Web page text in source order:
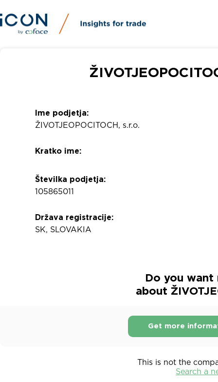
Ime podjetja:
ŽIVOTJEOPOCITOCH, s.r.o.
Kratko ime:
Številka podjetja:
105865011
Država registracije:
SK, SLOVAKIA
Do you
about
Get more
This is not the
Search a